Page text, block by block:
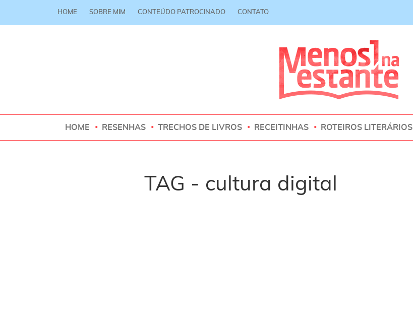
HOME SOBRE MIM CONTEÚDO PATROCINADO CONTATO
HOME RESENHAS TRECHOS DE LIVROS RECEITINHAS ROTEIROS LITERÁRIOS
TAG - cultura digital